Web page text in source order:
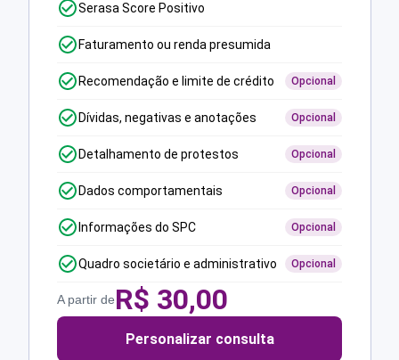
Serasa Score Positivo
Faturamento ou renda presumida
Recomendação e limite de crédito Opcional
Dívidas, negativas e anotações Opcional
Detalhamento de protestos Opcional
Dados comportamentais Opcional
Informações do SPC Opcional
Quadro societário e administrativo Opcional
A partir deR$ 30,00
Personalizar consulta